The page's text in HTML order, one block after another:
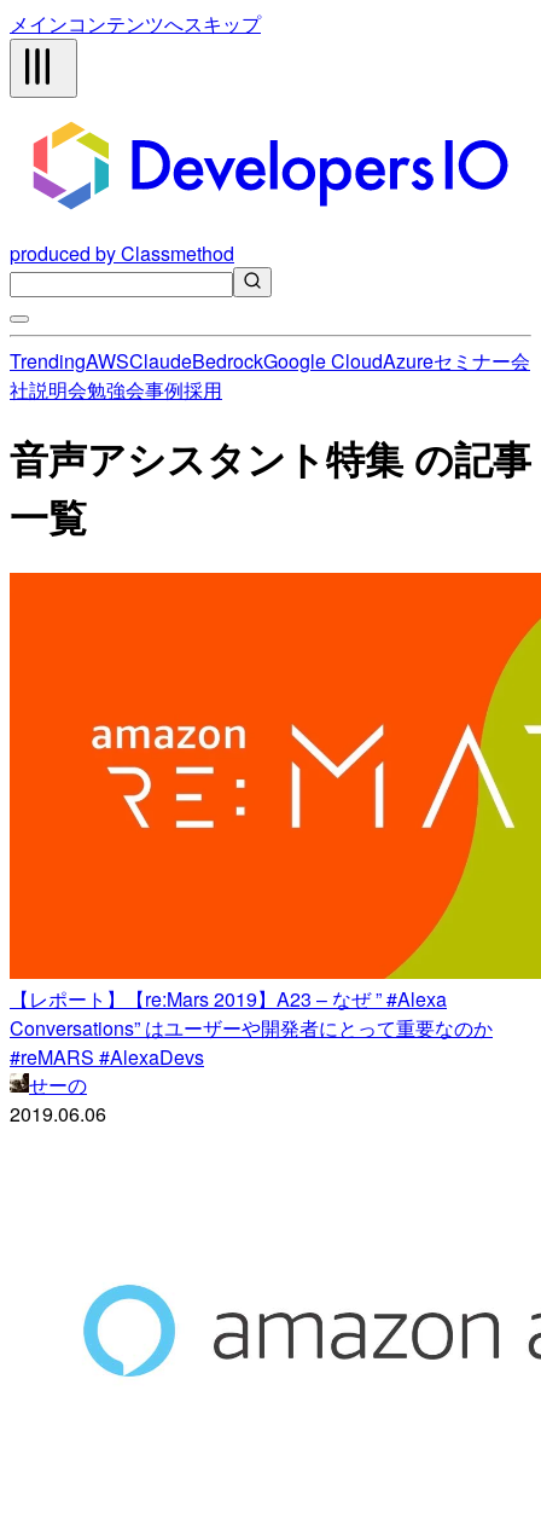
メインコンテンツへスキップ
produced by Classmethod
TrendingAWSClaudeBedrockGoogle CloudAzureセミナー会
社説明会勉強会事例採用
音声アシスタント特集 の記事
一覧
【レポート】【re:Mars 2019】A23 – なぜ ” #Alexa
Conversations” はユーザーや開発者にとって重要なのか
#reMARS #AlexaDevs
せーの
2019.06.06